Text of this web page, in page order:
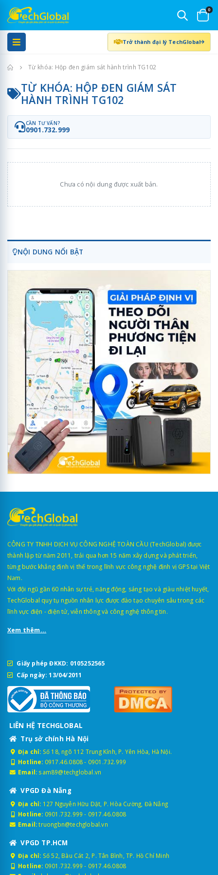
0
Trở thành đại lý TechGlobal
Trang chủTừ khóa: Hộp đen giám sát hành trình TG102
TỪ KHÓA: HỘP ĐEN GIÁM SÁT
HÀNH TRÌNH TG102
CẦN TƯ VẤN?
0901.732.999
Chưa có nội dung được xuất bản.
NỘI DUNG NỔI BẬT
CÔNG TY TNHH DỊCH VỤ CÔNG NGHỆ TOÀN CẦU (TechGlobal) được
thành lập từ năm 2011, trải qua hơn 15 năm xây dựng và phát triển,
từng bước khẳng định vị thế trong lĩnh vực công nghệ định vị GPS tại Việt
Nam.
Với đội ngũ gần 60 nhân sự trẻ, năng động, sáng tạo và giàu nhiệt huyết,
TechGlobal quy tụ nguồn nhân lực được đào tạo chuyên sâu trong các
lĩnh vực điện - điện tử, viễn thông và công nghệ thông tin.
Xem thêm...
Giấy phép ĐKKD: 0105252565
Cấp ngày: 13/04/2011
LIÊN HỆ TECHGLOBAL
Trụ sở chính Hà Nội
Địa chỉ: Số 18, ngõ 112 Trung Kính, P. Yên Hòa, Hà Nội.
Hotline: 0917.46.0808- 0901.732.999
Email: sam89@techglobal.vn
VPGD Đà Nẵng
Địa chỉ: 127 Nguyễn Hữu Dật, P. Hòa Cường, Đà Nẵng
Hotline: 0901.732.999 - 0917.46.0808
Email: truongbn@techglobal.vn
VPGD TP.HCM
Địa chỉ: Số 52, Bàu Cát 2, P. Tân Bình, TP. Hồ Chí Minh
Hotline: 0901.732.999 - 0917.46.0808